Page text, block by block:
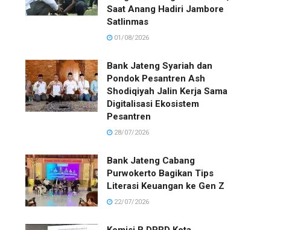
Saat Anang Hadiri Jambore
Satlinmas
01/08/2026
Bank Jateng Syariah dan
Pondok Pesantren Ash
Shodiqiyah Jalin Kerja Sama
Digitalisasi Ekosistem
Pesantren
28/07/2026
Bank Jateng Cabang
Purwokerto Bagikan Tips
Literasi Keuangan ke Gen Z
22/07/2026